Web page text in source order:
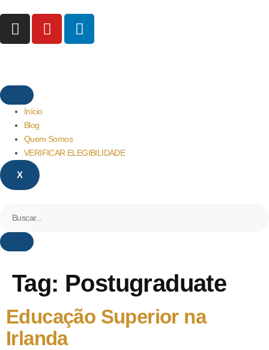
Início
Blog
Quem Somos
VERIFICAR ELEGIBILIDADE
X
Tag: Postugraduate
Educação Superior na
Irlanda